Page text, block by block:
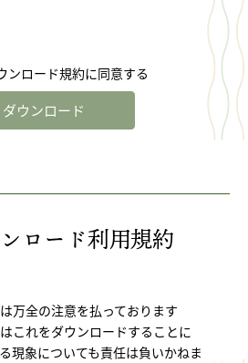
ンロード規約に同意する
ダウンロード
ロード利用規約
万全の注意を払っております
これをダウンロードすることに
現象についても責任は負いかねま